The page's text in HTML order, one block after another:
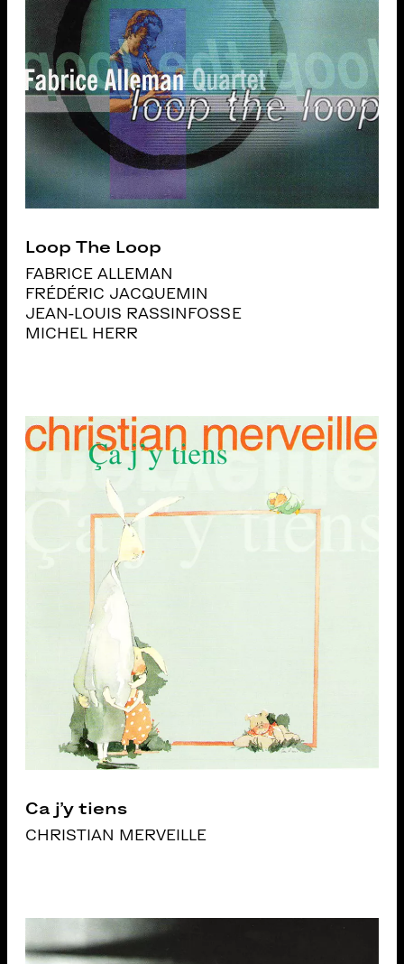
Loop The Loop
FABRICE ALLEMAN
FRÉDÉRIC JACQUEMIN
JEAN-LOUIS RASSINFOSSE
MICHEL HERR
Ca j’y tiens
CHRISTIAN MERVEILLE